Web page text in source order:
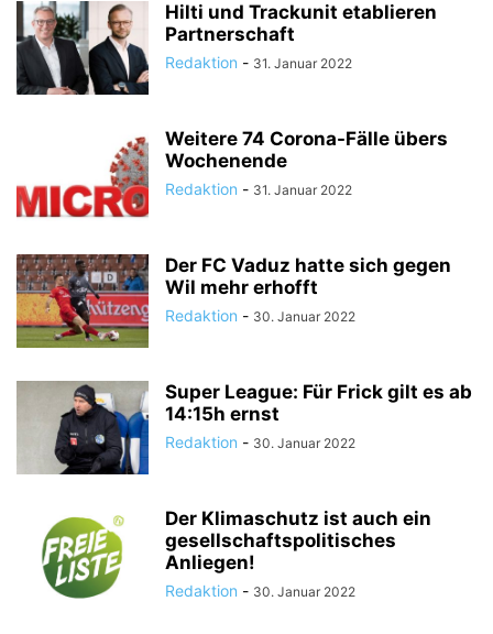
Hilti und Trackunit etablieren
Partnerschaft
Redaktion - 31. Januar 2022
Weitere 74 Corona-Fälle übers
Wochenende
Redaktion - 31. Januar 2022
Der FC Vaduz hatte sich gegen
Wil mehr erhofft
Redaktion - 30. Januar 2022
Super League: Für Frick gilt es ab
14:15h ernst
Redaktion - 30. Januar 2022
Der Klimaschutz ist auch ein
gesellschaftspolitisches
Anliegen!
Redaktion - 30. Januar 2022